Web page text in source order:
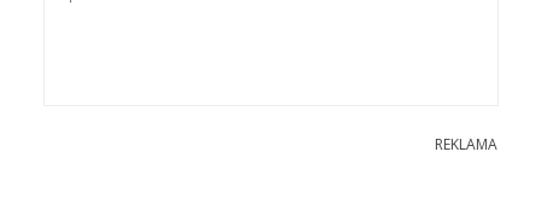
REKLAMA